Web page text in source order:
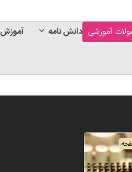
آموزش دانش نامه آموزشی